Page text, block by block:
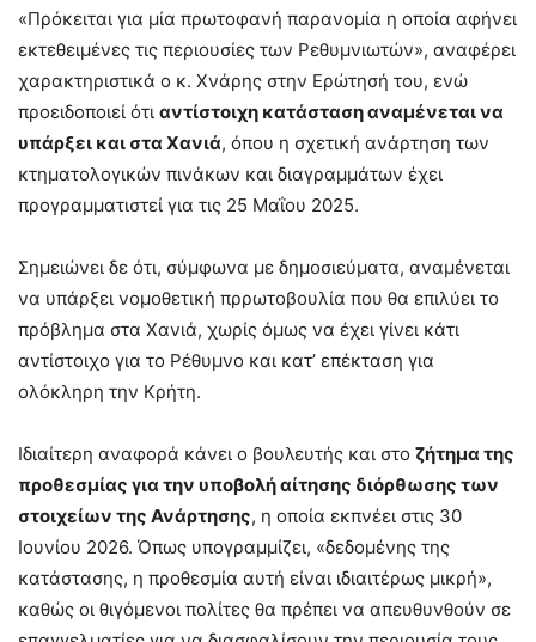
«Πρόκειται για μία πρωτοφανή παρανομία η οποία αφήνει
εκτεθειμένες τις περιουσίες των Ρεθυμνιωτών», αναφέρει
χαρακτηριστικά ο κ. Χνάρης στην Ερώτησή του, ενώ
προειδοποιεί ότι αντίστοιχη κατάσταση αναμένεται να
υπάρξει και στα Χανιά, όπου η σχετική ανάρτηση των
κτηματολογικών πινάκων και διαγραμμάτων έχει
προγραμματιστεί για τις 25 Μαΐου 2025.
Σημειώνει δε ότι, σύμφωνα με δημοσιεύματα, αναμένεται
να υπάρξει νομοθετική πρρωτοβουλία που θα επιλύει το
πρόβλημα στα Χανιά, χωρίς όμως να έχει γίνει κάτι
αντίστοιχο για το Ρέθυμνο και κατ’ επέκταση για
ολόκληρη την Κρήτη.
Ιδιαίτερη αναφορά κάνει ο βουλευτής και στο ζήτημα της
προθεσμίας για την υποβολή αίτησης διόρθωσης των
στοιχείων της Ανάρτησης, η οποία εκπνέει στις 30
Ιουνίου 2026. Όπως υπογραμμίζει, «δεδομένης της
κατάστασης, η προθεσμία αυτή είναι ιδιαιτέρως μικρή»,
καθώς οι θιγόμενοι πολίτες θα πρέπει να απευθυνθούν σε